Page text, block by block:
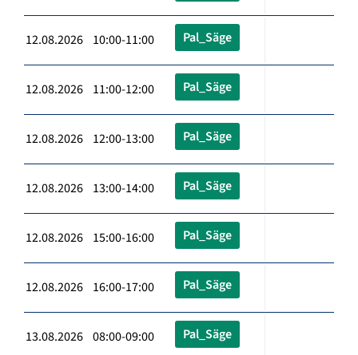
12.08.2026 10:00-11:00 Pal_Säge
12.08.2026 11:00-12:00 Pal_Säge
12.08.2026 12:00-13:00 Pal_Säge
12.08.2026 13:00-14:00 Pal_Säge
12.08.2026 15:00-16:00 Pal_Säge
12.08.2026 16:00-17:00 Pal_Säge
13.08.2026 08:00-09:00 Pal_Säge